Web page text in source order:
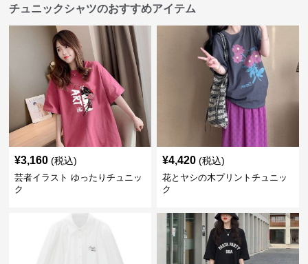
チュニックシャツのおすすめアイテム
¥3,160 (税込)
芸者イラスト ゆったりチュニッ
ク
¥4,420 (税込)
花とヤシの木プリントチュニッ
ク